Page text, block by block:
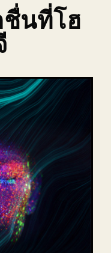
นที่โฮ